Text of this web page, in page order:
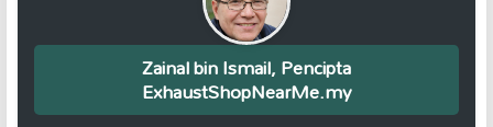
Zainal bin Ismail, Pencipta
ExhaustShopNearMe.my